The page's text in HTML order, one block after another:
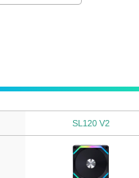
SL120 V2